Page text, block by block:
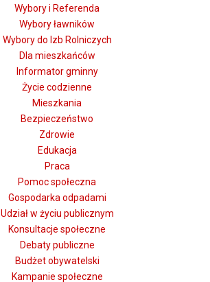
Wybory i Referenda
Wybory ławników
Wybory do Izb Rolniczych
Dla mieszkańców
Informator gminny
Życie codzienne
Mieszkania
Bezpieczeństwo
Zdrowie
Edukacja
Praca
Pomoc społeczna
Gospodarka odpadami
Udział w życiu publicznym
Konsultacje społeczne
Debaty publiczne
Budżet obywatelski
Kampanie społeczne